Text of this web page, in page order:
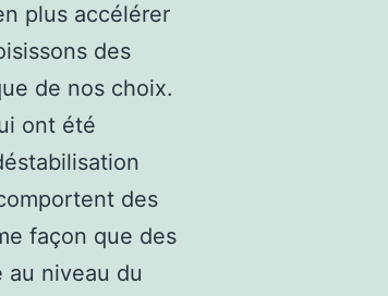
plus accélérer
des
de nos choix.
ont été
des
façon que des
au niveau du